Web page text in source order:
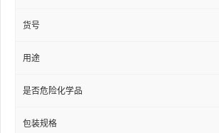
货号
用途
是否危险化学品
包装规格